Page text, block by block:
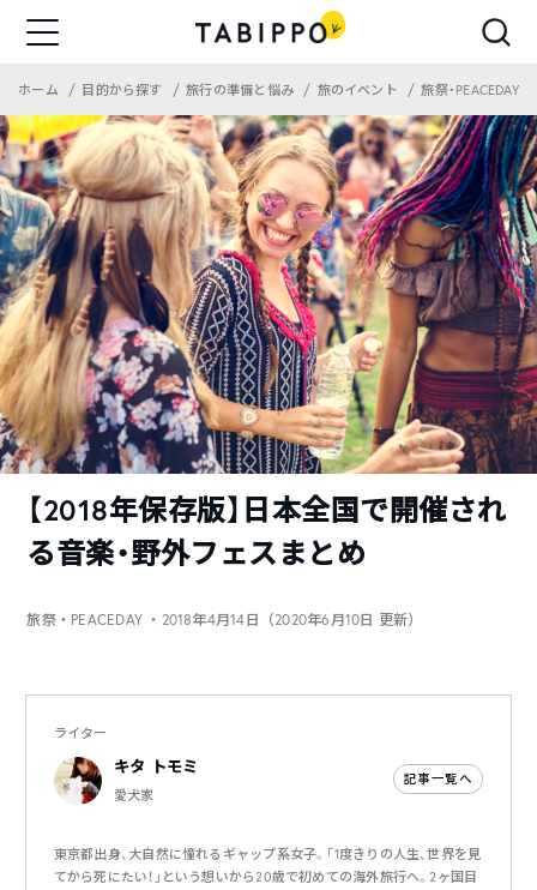
ホーム 目的から探す 旅行の準備と悩み 旅のイベント 旅祭・PEACEDAY
【2018年保存版】日本全国で開催され
る音楽・野外フェスまとめ
旅祭・PEACEDAY ・2018年4月14日（2020年6月10日 更新）
ライター
キタ トモミ
愛犬家
記事一覧へ
東京都出身、大自然に憧れるギャップ系女子。「1度きりの人生、世界を見
てから死にたい！」という想いから20歳で初めての海外旅行へ。2ヶ国目